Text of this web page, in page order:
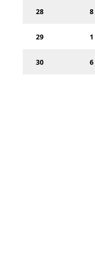
28 8
29 1
30 6